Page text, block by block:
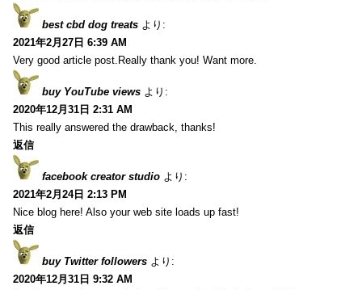
best cbd dog treats より:
2021年2月27日 6:39 AM
Very good article post.Really thank you! Want more.
buy YouTube views より:
2020年12月31日 2:31 AM
This really answered the drawback, thanks!
返信
facebook creator studio より:
2021年2月24日 2:13 PM
Nice blog here! Also your web site loads up fast!
返信
buy Twitter followers より:
2020年12月31日 9:32 AM